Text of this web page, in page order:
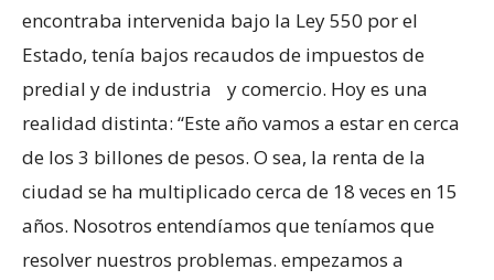
encontraba intervenida bajo la Ley 550 por el
Estado, tenía bajos recaudos de impuestos de
predial y de industria y comercio. Hoy es una
realidad distinta: “Este año vamos a estar en cerca
de los 3 billones de pesos. O sea, la renta de la
ciudad se ha multiplicado cerca de 18 veces en 15
años. Nosotros entendíamos que teníamos que
resolver nuestros problemas. empezamos a